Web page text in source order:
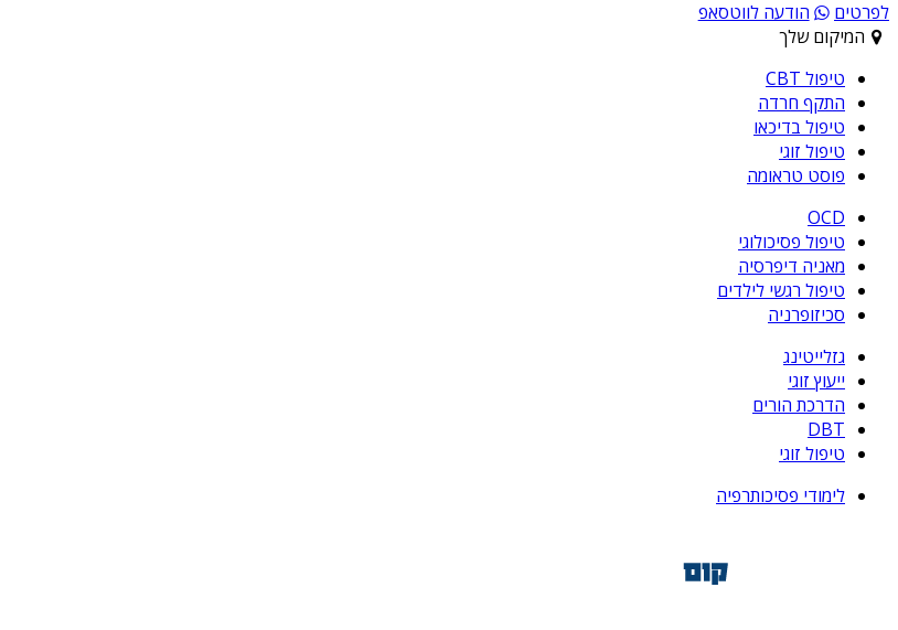
לפרטים
הודעה לווטסאפ
המיקום שלך
טיפול CBT
התקף חרדה
טיפול בדיכאו
טיפול זוגי
פוסט טראומה
OCD
טיפול פסיכולוגי
מאניה דיפרסיה
טיפול רגשי לילדים
סכיזופרניה
גזלייטינג
ייעוץ זוגי
הדרכת הורים
DBT
טיפול זוגי
לימודי פסיכותרפיה